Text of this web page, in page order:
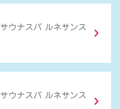
サウナスパ ルネサンス
サウナスパ ルネサンス